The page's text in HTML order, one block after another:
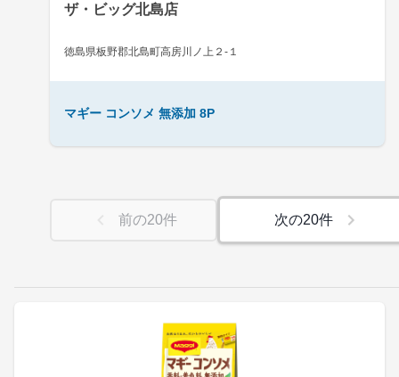
ザ・ビッグ北島店
徳島県板野郡北島町高房川ノ上２-１
マギー コンソメ 無添加 8P
前の20件 次の20件